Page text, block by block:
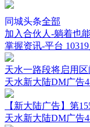
同城头条全部
加入合伙人-躺着也能
掌握资讯-平台
天水一路段将启用
天水新大陆DM广告
【新大陆广告】第
天水新大陆DM广告